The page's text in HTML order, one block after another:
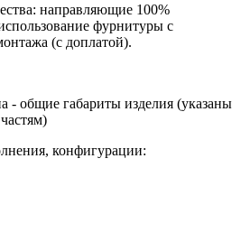
направляющие 100%
фурнитуры с
(с доплатой).
общие габариты изделия (указаны
конфигурации: